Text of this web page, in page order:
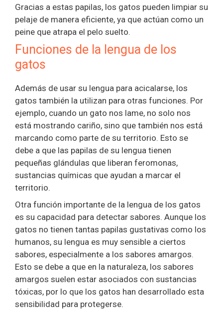
Gracias a estas papilas, los gatos pueden limpiar su
pelaje de manera eficiente, ya que actúan como un
peine que atrapa el pelo suelto.
Funciones de la lengua de los
gatos
Además de usar su lengua para acicalarse, los
gatos también la utilizan para otras funciones. Por
ejemplo, cuando un gato nos lame, no solo nos
está mostrando cariño, sino que también nos está
marcando como parte de su territorio. Esto se
debe a que las papilas de su lengua tienen
pequeñas glándulas que liberan feromonas,
sustancias químicas que ayudan a marcar el
territorio.
Otra función importante de la lengua de los gatos
es su capacidad para detectar sabores. Aunque los
gatos no tienen tantas papilas gustativas como los
humanos, su lengua es muy sensible a ciertos
sabores, especialmente a los sabores amargos.
Esto se debe a que en la naturaleza, los sabores
amargos suelen estar asociados con sustancias
tóxicas, por lo que los gatos han desarrollado esta
sensibilidad para protegerse.